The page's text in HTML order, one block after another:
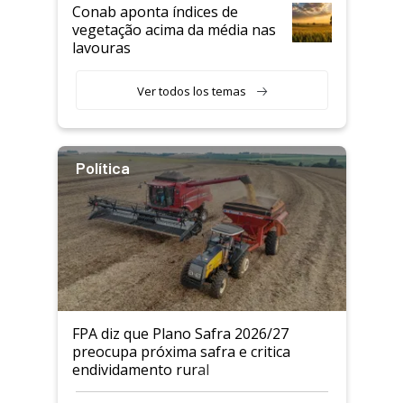
Conab aponta índices de
vegetação acima da média nas
lavouras
Ver todos los temas
Política
FPA diz que Plano Safra 2026/27
preocupa próxima safra e critica
endividamento rural